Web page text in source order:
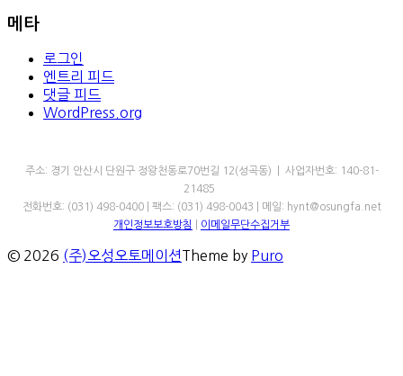
메타
로그인
엔트리 피드
댓글 피드
WordPress.org
주소: 경기 안산시 단원구 정왕천동로70번길 12(성곡동) | 사업자번호: 140-81-
21485
전화번호: (031) 498-0400 | 팩스: (031) 498-0043 | 메일: hynt@osungfa.net
개인정보보호방침
이메일무단수집거부
© 2026 (주)오성오토메이션Theme by Puro